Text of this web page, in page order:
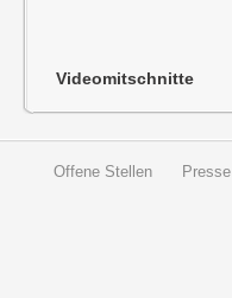
Videomitschnitte
Offene Stellen Presse